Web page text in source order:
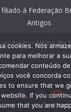
filiado à Federação
Antigos
porUsina do
SP2 Club. Todos
cookies. Nós
para melhorar a
conteúdo
você concorda
to ensure that we
If you
that you are